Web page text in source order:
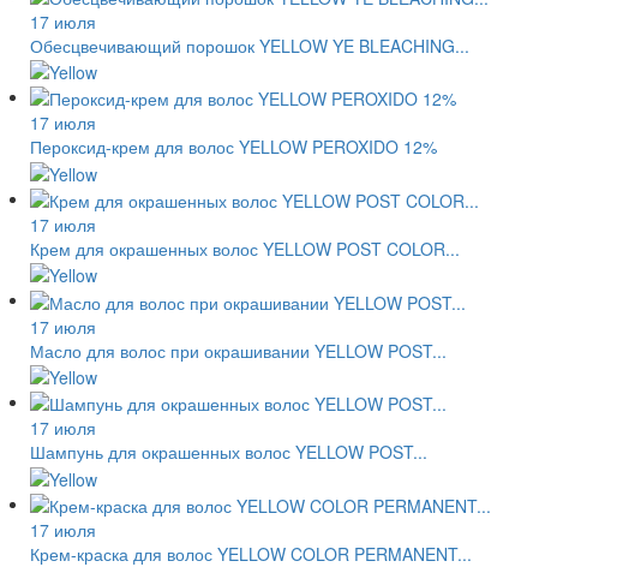
17 июля
Обесцвечивающий порошок YELLOW YE BLEACHING...
17 июля
Пероксид-крем для волос YELLOW PEROXIDO 12%
17 июля
Крем для окрашенных волос YELLOW POST COLOR...
17 июля
Масло для волос при окрашивании YELLOW POST...
17 июля
Шампунь для окрашенных волос YELLOW POST...
17 июля
Крем-краска для волос YELLOW COLOR PERMANENT...